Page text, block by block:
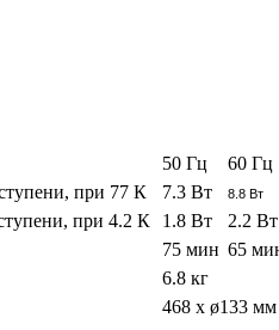
50 Гц
60 Гц
при 77 К
7.3 Вт 8.8 Вт
при 4.2 К 1.8 Вт
2.2 Вт
75 мин 65
6.8 кг
468 x ø133 мм